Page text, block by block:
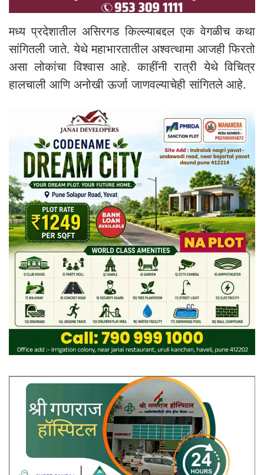
मध्य प्रदेशातील असिरगड किल्ल्याबद्दल एक वेगळीच कथा
सांगितली जाते. येथे महाभारतातील अश्वत्थामा आजही फिरतो
असा लोकांचा विश्वास आहे. काहींनी रात्री येथे विचित्र
हालचाली आणि अनोखी ऊर्जा जाणवल्याचेही सांगितले आहे.